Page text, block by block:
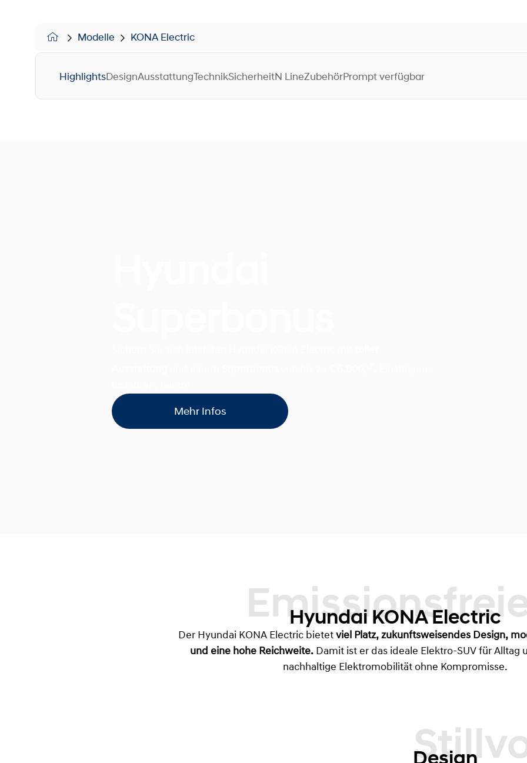
Modelle KONA Electric
HighlightsDesignAusstattungTechnikSicherheitN LineZubehörPrompt verfügbar
Mehr Infos
Emissionsfreier
Hyundai KONA Electric
Der Hyundai KONA Electric bietet viel Platz, zukunftsweisendes Design,
und eine hohe Reichweite. Damit ist er das ideale Elektro-SUV für Alltag
nachhaltige Elektromobilität ohne Kompromisse.
Stillvolles
Design